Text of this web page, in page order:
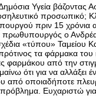
Υγεία βάζοντας
πριν 15 χρόνια
ο
«τύπου»
τα φάρμακα
φαρμάκου από την
ότι για να αλλάξει
από οποιαδήποτε
Ευχαριστώ